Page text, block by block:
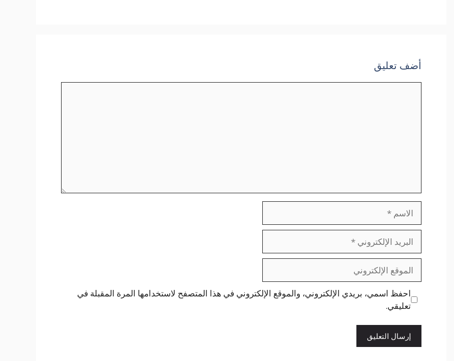
أضف تعليق
الاسم
البريد
الإلكتروني
الموقع
الإلكتروني
احفظ اسمي، بريدي الإلكتروني، والموقع الإلكتروني في هذا المتصفح لاستخدامها المرة المقبلة في
تعليقي.